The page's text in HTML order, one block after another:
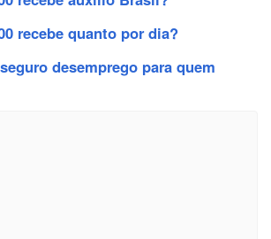
recebe quanto por dia?
desemprego para quem